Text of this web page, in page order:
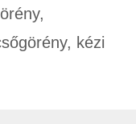
,
, kézi